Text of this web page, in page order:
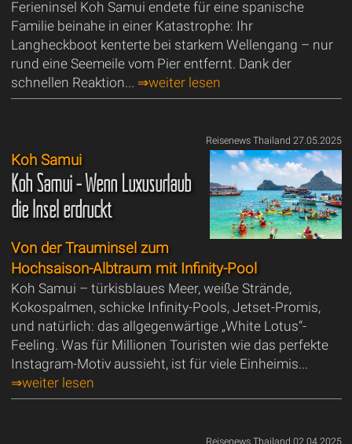
Ferieninsel Koh Samui endete für eine spanische
Familie beinahe in einer Katastrophe: Ihr
Langheckboot kenterte bei starkem Wellengang – nur
rund eine Seemeile vom Pier entfernt. Dank der
schnellen Reaktion... ⇒weiter lesen
Reisenews Thailand 27.05.2025
Koh Samui
Koh Samui - Wenn Luxusurlaub
die Insel erdrückt
Von der Trauminsel zum
Hochsaison-Albtraum mit Infinity-Pool
Koh Samui – türkisblaues Meer, weiße Strände,
Kokospalmen, schicke Infinity-Pools, Jetset-Promis,
und natürlich: das allgegenwärtige „White Lotus“-
Feeling. Was für Millionen Touristen wie das perfekte
Instagram-Motiv aussieht, ist für viele Einheimis...
⇒weiter lesen
Reisenews Thailand 02.04.2025